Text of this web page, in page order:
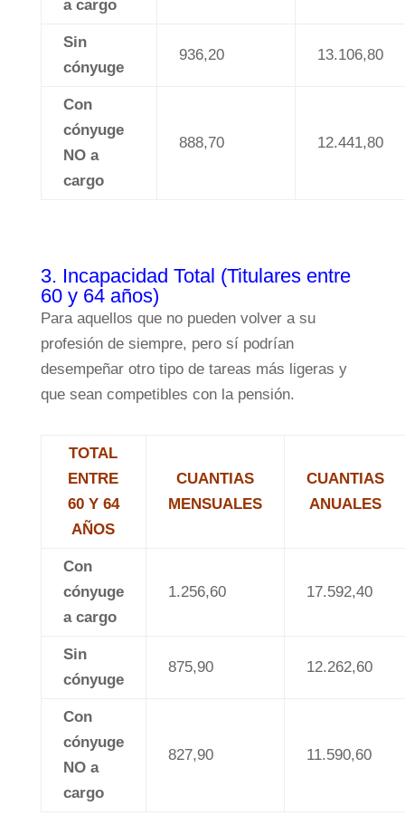
a cargo
Sin
cónyuge
936,20 13.106,80
Con
cónyuge
NO a
cargo
888,70 12.441,80
3. Incapacidad Total (Titulares entre
60 y 64 años)
Para aquellos que no pueden volver a su
profesión de siempre, pero sí podrían
desempeñar otro tipo de tareas más ligeras y
que sean competibles con la pensión.
TOTAL
ENTRE
60 Y 64
AÑOS
CUANTIAS
MENSUALES
CUANTIAS
ANUALES
Con
cónyuge
a cargo
1.256,60 17.592,40
Sin
cónyuge
875,90 12.262,60
Con
cónyuge
NO a
cargo
827,90 11.590,60